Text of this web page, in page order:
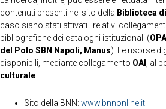
contenuti presenti nel sito della Biblioteca
caso siano stati attivati i relativi
bibliografiche dei cataloghi istituzionali (
del Polo SBN Napoli, Manus). Le risorse
disponibili, mediante collegamento OAI , al
culturale
Sito della BNN: www.bnnonline.it